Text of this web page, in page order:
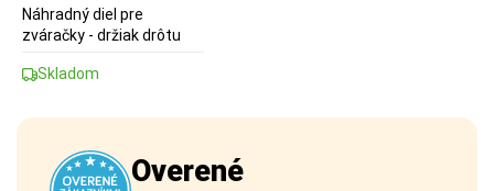
Náhradný diel pre
zváračky - držiak drôtu
Skladom
Overené